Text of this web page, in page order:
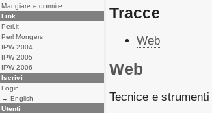
Tracce
Web
Web
Tecnice e
Mangiare e dormire
Link
Perl.it
Perl Mongers
IPW 2004
IPW 2005
IPW 2006
Iscrivi
Login
→ English
Utenti